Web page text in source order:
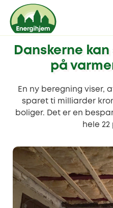
Danskerne
på
En ny beregning viser,
sparet ti milliarder
boliger. Det er en
hele